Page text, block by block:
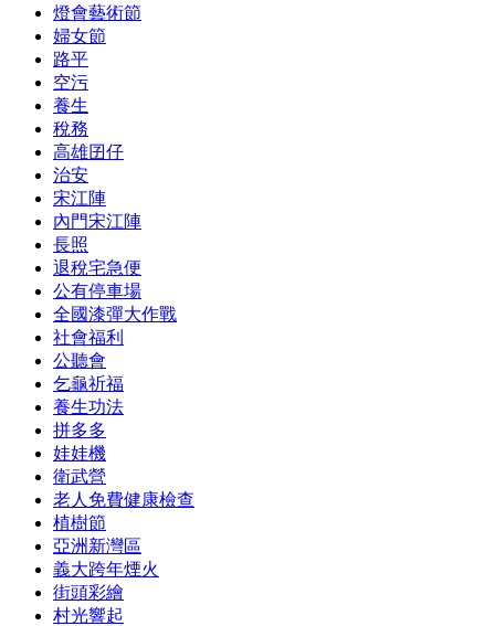
燈會藝術節
婦女節
路平
空污
養生
稅務
高雄囝仔
治安
宋江陣
內門宋江陣
長照
退稅宅急便
公有停車場
全國漆彈大作戰
社會福利
公聽會
乞龜祈福
養生功法
拼多多
娃娃機
衛武營
老人免費健康檢查
植樹節
亞洲新灣區
義大跨年煙火
街頭彩繪
村光響起